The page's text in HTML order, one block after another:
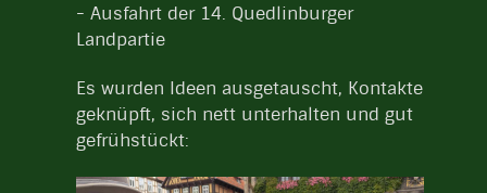
- Ausfahrt der 14. Quedlinburger
Landpartie
Es wurden Ideen ausgetauscht, Kontakte
geknüpft, sich nett unterhalten und gut
gefrühstückt: